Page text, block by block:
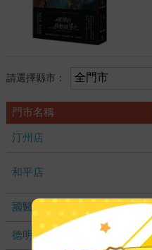
請選擇縣市：
門市名稱
汀州店
和平店
國醫加盟店
德明加盟店